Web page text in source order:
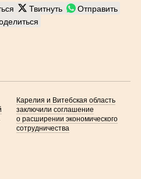
Твитнуть
Отправить
Карелия и Витебская область
заключили соглашение
о расширении экономического
сотрудничества